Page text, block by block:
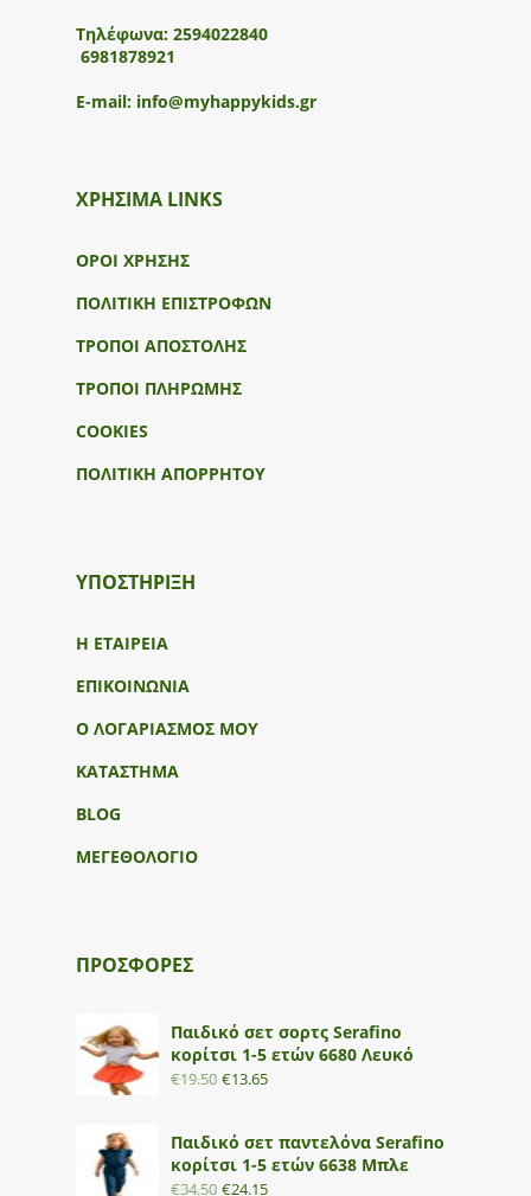
Τηλέφωνα: 2594022840
6981878921
E-mail: info@myhappykids.gr
ΧΡΗΣΙΜΑ LINKS
ΟΡΟΙ ΧΡΗΣΗΣ
ΠΟΛΙΤΙΚΗ ΕΠΙΣΤΡΟΦΩΝ
ΤΡΟΠΟΙ ΑΠΟΣΤΟΛΗΣ
ΤΡΟΠΟΙ ΠΛΗΡΩΜΗΣ
COOKIES
ΠΟΛΙΤΙΚΗ ΑΠΟΡΡΗΤΟΥ
ΥΠΟΣΤΉΡΙΞΗ
Η ΕΤΑΙΡΕΙΑ
ΕΠΙΚΟΙΝΩΝΙΑ
Ο ΛΟΓΑΡΙΑΣΜΟΣ ΜΟΥ
ΚΑΤΑΣΤΗΜΑ
BLOG
ΜΕΓΕΘΟΛΟΓΙΟ
ΠΡΟΣΦΟΡΕΣ
Παιδικό σετ σορτς Serafino
κορίτσι 1-5 ετών 6680 Λευκό
€19.50 €13.65
Παιδικό σετ παντελόνα Serafino
κορίτσι 1-5 ετών 6638 Μπλε
€34.50 €24.15